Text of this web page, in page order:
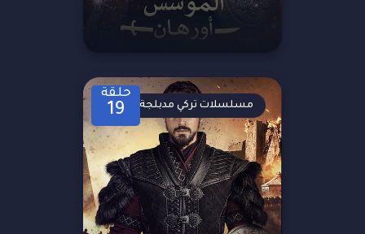
حلقة
19 مسلسلات تركي مدبلجة